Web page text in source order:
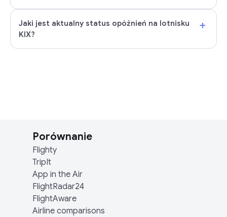
Jaki jest aktualny status opóźnień na lotnisku
KIX?
+
Porównanie
Flighty
TripIt
App in the Air
FlightRadar24
FlightAware
Airline comparisons